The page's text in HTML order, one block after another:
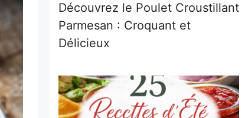
Découvrez le Poulet Croustillant
Parmesan : Croquant et
Délicieux